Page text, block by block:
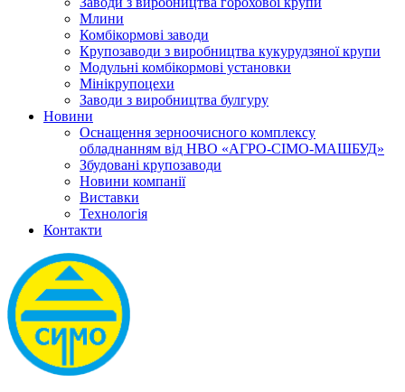
Млини
Комбікормові заводи
Крупозаводи з виробництва кукурудзяної крупи
Модульні комбікормові установки
Мінікрупоцехи
Заводи з виробництва булгуру
Новини
Оснащення зерноочисного комплексу
обладнанням від НВО «АГРО-СІМО-МАШБУД»
Збудовані крупозаводи
Новини компанії
Виставки
Технологія
Контакти